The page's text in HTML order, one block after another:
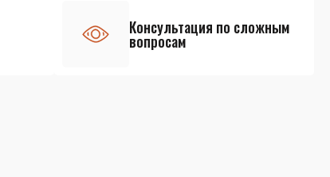
Консультация по сложным
вопросам